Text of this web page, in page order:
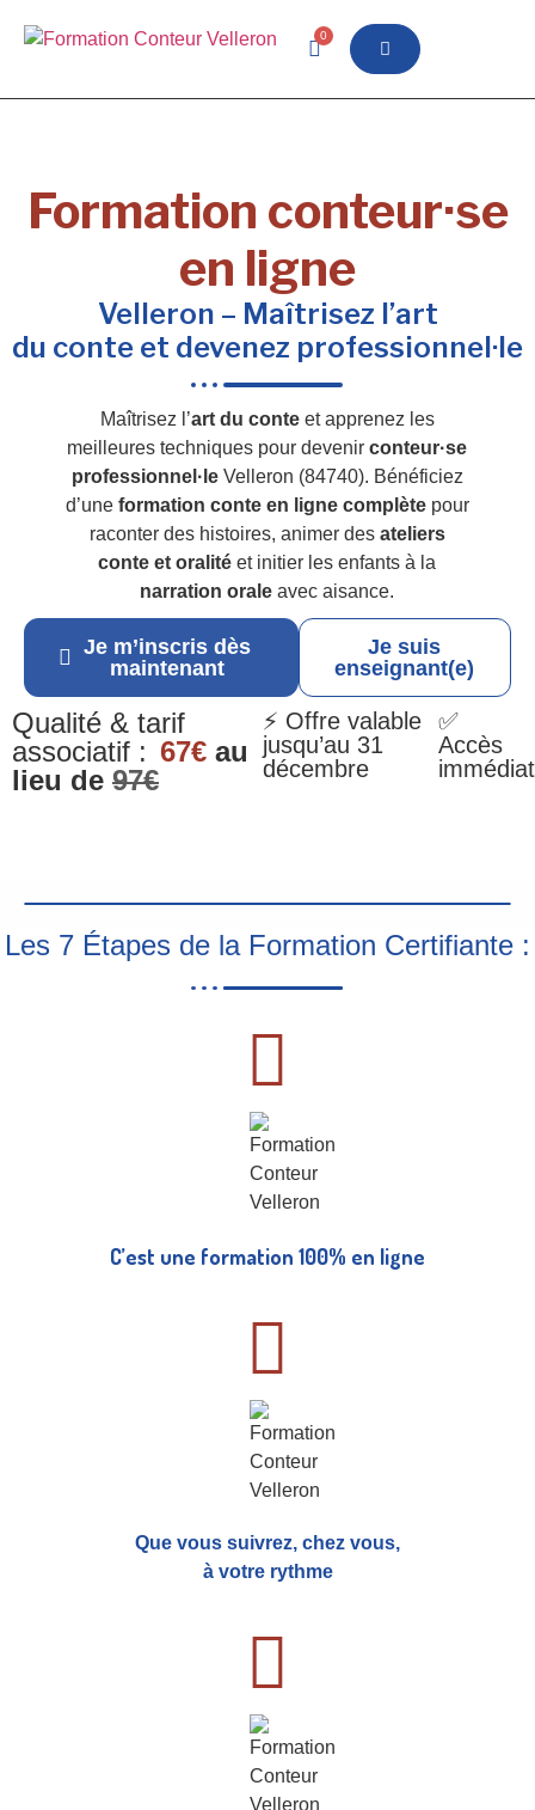
0
Formation conteur·se
en ligne
Velleron – Maîtrisez l’art
du conte et devenez professionnel·le
Maîtrisez l’art du conteet apprenez les
meilleures techniques pour devenirconteur·se
professionnel·leVelleron (84740). Bénéficiez
d’une formation conte en ligne complètepour
raconter des histoires, animer des ateliers
conte et oralité et initier les enfants à la
narration orale avec aisance.
Je m’inscris dès
maintenant
Je suis
enseignant(e)
Qualité & tarif
associatif : 67€ au
lieu de 97€
⚡ Offre valable
jusqu’au 31
décembre
✅
Accès
immédiat
Les 7 Étapes de la Formation Certifiante :
C’est une formation 100% en ligne
Que vous suivrez, chez vous,
à votre rythme